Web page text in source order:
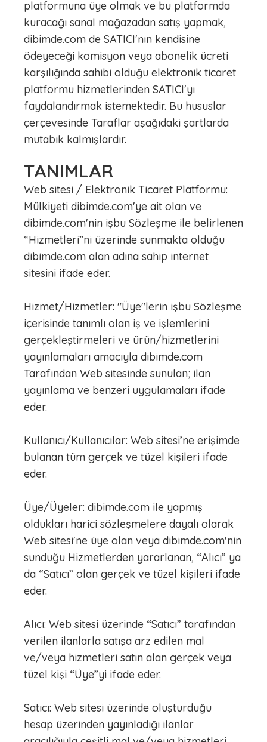
platformuna üye olmak ve bu platformda
kuracağı sanal mağazadan satış yapmak,
dibimde.com de SATICI'nın kendisine
ödeyeceği komisyon veya abonelik ücreti
karşılığında sahibi olduğu elektronik ticaret
platformu hizmetlerinden SATICI'yı
faydalandırmak istemektedir. Bu hususlar
çerçevesinde Taraflar aşağıdaki şartlarda
mutabık kalmışlardır.
TANIMLAR
Web sitesi / Elektronik Ticaret Platformu:
Mülkiyeti dibimde.com'ye ait olan ve
dibimde.com'nin işbu Sözleşme ile belirlenen
“Hizmetleri”ni üzerinde sunmakta olduğu
dibimde.com alan adına sahip internet
sitesini ifade eder.
Hizmet/Hizmetler: "Üye"lerin işbu Sözleşme
içerisinde tanımlı olan iş ve işlemlerini
gerçekleştirmeleri ve ürün/hizmetlerini
yayınlamaları amacıyla dibimde.com
Tarafından Web sitesinde sunulan; ilan
yayınlama ve benzeri uygulamaları ifade
eder.
Kullanıcı/Kullanıcılar: Web sitesi’ne erişimde
bulanan tüm gerçek ve tüzel kişileri ifade
eder.
Üye/Üyeler: dibimde.com ile yapmış
oldukları harici sözleşmelere dayalı olarak
Web sitesi'ne üye olan veya dibimde.com'nin
sunduğu Hizmetlerden yararlanan, “Alıcı” ya
da “Satıcı” olan gerçek ve tüzel kişileri ifade
eder.
Alıcı: Web sitesi üzerinde “Satıcı” tarafından
verilen ilanlarla satışa arz edilen mal
ve/veya hizmetleri satın alan gerçek veya
tüzel kişi “Üye”yi ifade eder.
Satıcı: Web sitesi üzerinde oluşturduğu
hesap üzerinden yayınladığı ilanlar